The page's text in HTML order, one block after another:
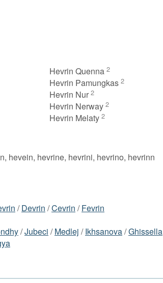
Hevrin Quenna2
Hevrin Pamungkas2
Hevrin Nur2
Hevrin Nerway2
Hevrin Melaty2
hevein, hevrine, hevrini, hevrino, hevrinn
/Devrin /Cevrin /Fevrin
/Jubeci /Medlej /Ikhsanova/Ghissella